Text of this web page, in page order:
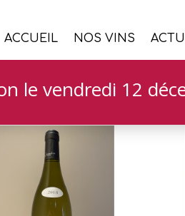
ACCUEIL NOS VINS
le vendredi 12